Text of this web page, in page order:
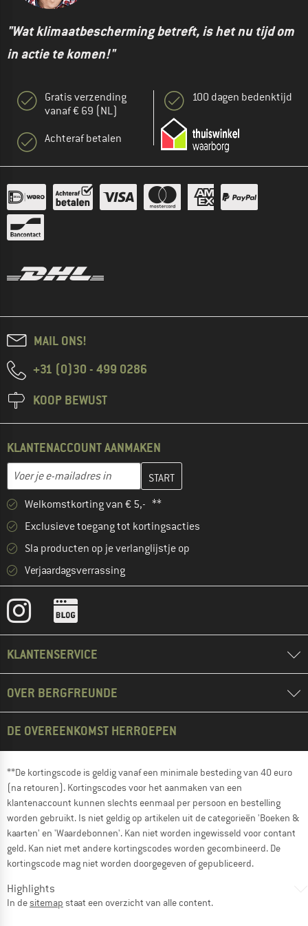
"Wat klimaatbescherming betreft, is het nu tijd om
in actie te komen!"
Gratis verzending
vanaf € 69 (NL)
Achteraf betalen
100 dagen bedenktijd
MAIL ONS!
+31 (0)30 - 499 0286
KOOP BEWUST
KLANTENACCOUNT AANMAKEN
E-mailadres
Vul je e-mailadres hier in en maak in de volgende stap je
Welkomstkorting van € 5,- **
Exclusieve toegang tot kortingsacties
Sla producten op je verlanglijstje op
Verjaardagsverrassing
KLANTENSERVICE
OVER BERGFREUNDE
DE OVEREENKOMST HERROEPEN
**De kortingscode is geldig vanaf een minimale besteding van 40 euro
(na retouren). Kortingscodes voor het aanmaken van een
klantenaccount kunnen slechts eenmaal per persoon en bestelling
worden gebruikt. Is niet geldig op artikelen uit de categorieën 'Boeken &
kaarten' en 'Waardebonnen'. Kan niet worden ingewisseld voor contant
geld. Kan niet met andere kortingscodes worden gecombineerd. De
kortingscode mag niet worden doorgegeven of gepubliceerd.
Highlights
In desitemap staat een overzicht van alle content.